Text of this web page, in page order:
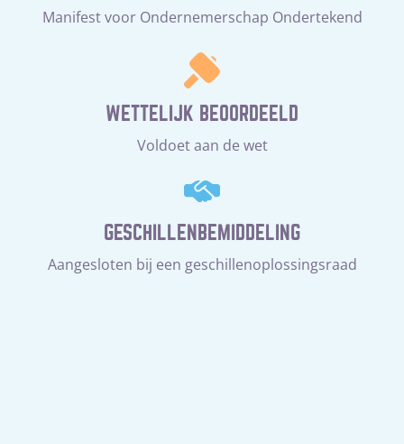
Manifest voor Ondernemerschap Ondertekend
WETTELIJK BEOORDEELD
Voldoet aan de wet
GESCHILLENBEMIDDELING
Aangesloten bij een geschillenoplossingsraad